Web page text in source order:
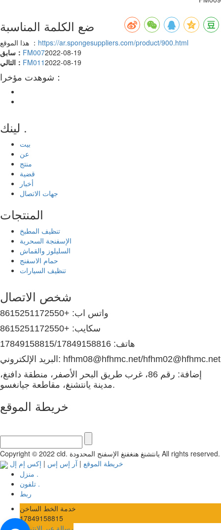
ضع الكلمة المناسبة
هذا الموقع ： https://ar.spongesuppliers.com/product/900.html
سابق： FM0072022-08-19
التالي： FM0112022-08-19
شوهدت مؤخرا：
لينك .
بيت
عن
منتج
قضية
أخبار
جهات الاتصال
المنتجات
تنظيف المطبخ
الإسفنجة السحرية
السليلوز والقماش
حمام الاسفنج
تنظيف السيارات
شخص الاتصال
واتس اب: +8615251172550
سكايب: +8615251172550
هاتف: 17849158815/17849158816
البريد الإلكتروني: hfhm08@hfhmc.net/hfhm02@hfhmc.net
إضافة: رقم 86، غرب طريق البحر الأصفر، منطقة دافنغ،
مدينة يانتشنغ، مقاطعة جيانغسو.
خريطة الموقع
Copyright © 2022 cld. يانتشنغ هنغفنغ الإسفنج المحدودة All rights reserved.
خريطة الموقع |آر إس إس | إكس إم إل
منزل .
تلفون .
ربط
خدمة الخط الساخن
17849158815
رسالة عبر الإنترنت